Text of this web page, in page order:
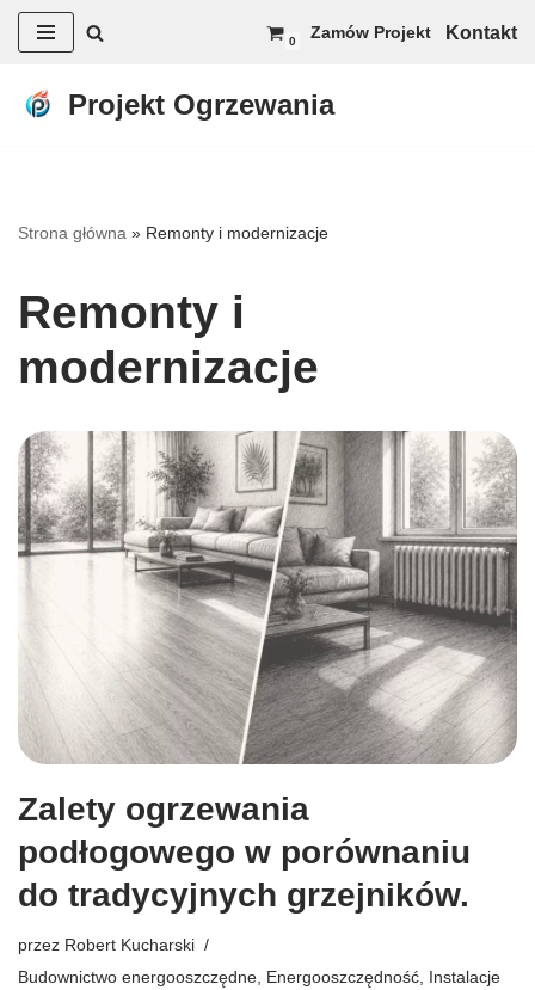
do
0 Zamów Projekt Kontakt
Projekt Ogrzewania
Strona główna » Remonty i modernizacje
Remonty i
modernizacje
Zalety ogrzewania
podłogowego w porównaniu
do tradycyjnych grzejników.
przez Robert Kucharski
Budownictwo energooszczędne Energooszczędność Instalacje